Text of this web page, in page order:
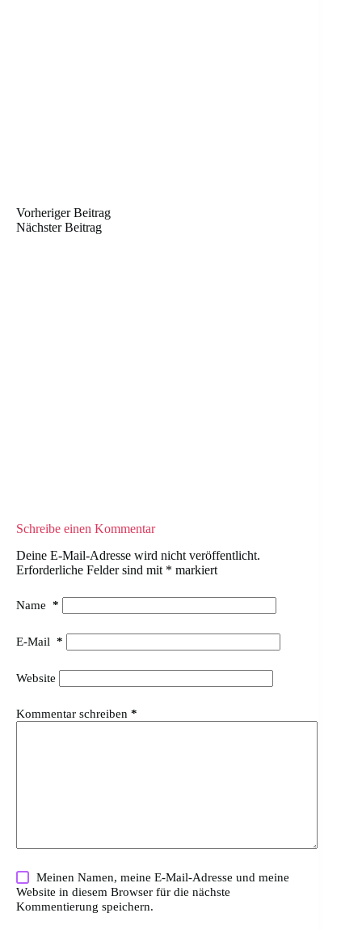
VorherigerBeitrag
NächsterBeitrag
Schreibe einen Kommentar
Deine E-Mail-Adresse wird nicht veröffentlicht.
Erforderliche Felder sind mit * markiert
Name *
E-Mail *
Website
Kommentar schreiben *
Meinen Namen, meine E-Mail-Adresse und meine
Website in diesem Browser für die nächste
Kommentierung speichern.